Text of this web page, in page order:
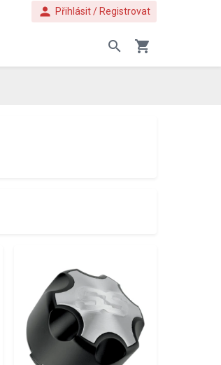
person Přihlásit / Registrovat
search shopping_cart